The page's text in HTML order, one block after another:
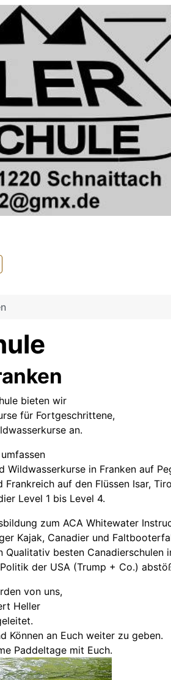
bieten wir
für Fortgeschrittene,
an.
in Franken auf
auf den Flüssen Isar,
Level 1 bis Level 4.
zum ACA Whitewater
Kajak, Canadier und
besten
der USA (Trump + Co.)
von uns,
Heller
Können an Euch weiter zu geben.
Paddeltage mit Euch.